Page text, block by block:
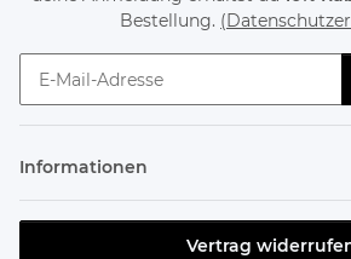
Bestellung.
Informationen
Vertrag